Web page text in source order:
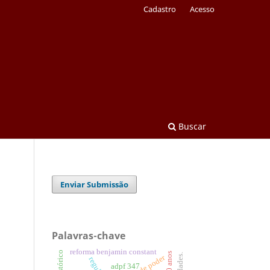
Buscar
Cadastro Acesso
Enviar Submissão
Palavras-chave
reforma benjamin constant
adpf 347